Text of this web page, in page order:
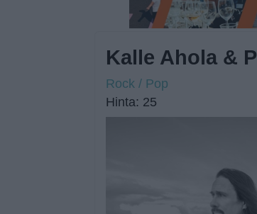
Kalle Ahola &
Rock / Pop
Hinta: 25